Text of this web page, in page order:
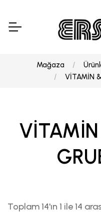
Mağaza
VİTAMİN
Toplam 14'ın 1 ile 14